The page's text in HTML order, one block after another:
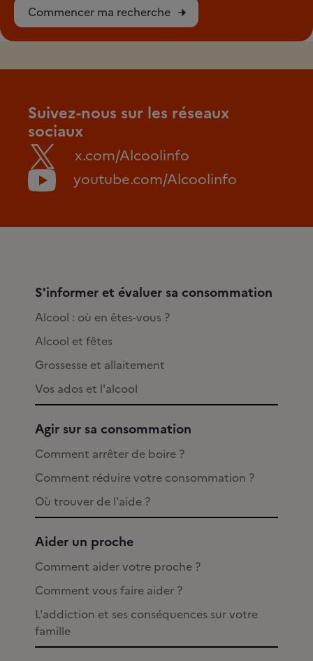
Commencer ma recherche
Suivez-nous sur les réseaux
sociaux
x.com/Alcoolinfo
youtube.com/Alcoolinfo
S'informer et évaluer sa consommation
Alcool : où en êtes-vous ?
Alcool et fêtes
Grossesse et allaitement
Vos ados et l'alcool
Agir sur sa consommation
Comment arrêter de boire ?
Comment réduire votre consommation ?
Où trouver de l'aide ?
Aider un proche
Comment aider votre proche ?
Comment vous faire aider ?
L'addiction et ses conséquences sur votre
famille